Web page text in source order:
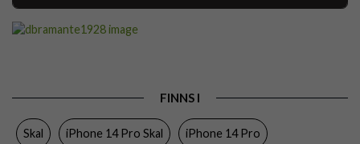
Trådlös laddning-kompatibel
Färg Genomskinlig
FINNS I
Skal iPhone 14 Pro Skal iPhone 14 Pro